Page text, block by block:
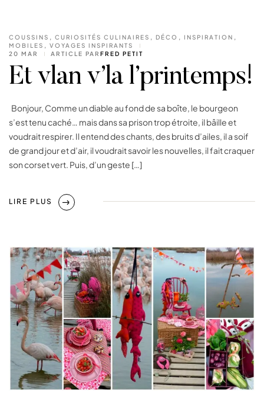
COUSSINS , CURIOSITÉS CULINAIRES , DÉCO , INSPIRATION ,
MOBILES , VOYAGES INSPIRANTS
20 MAR
ARTICLE PAR FRED PETIT
Et vlan v’la l’printemps!
Bonjour, Comme un diable au fond de sa boîte, le bourgeon
s’est tenu caché… mais dans sa prison trop étroite, il bâille et
voudrait respirer. Il entend des chants, des bruits d’ailes, il a soif
de grand jour et d’air, il voudrait savoir les nouvelles, il fait craquer
son corset vert. Puis, d’un geste […]
LIRE PLUS